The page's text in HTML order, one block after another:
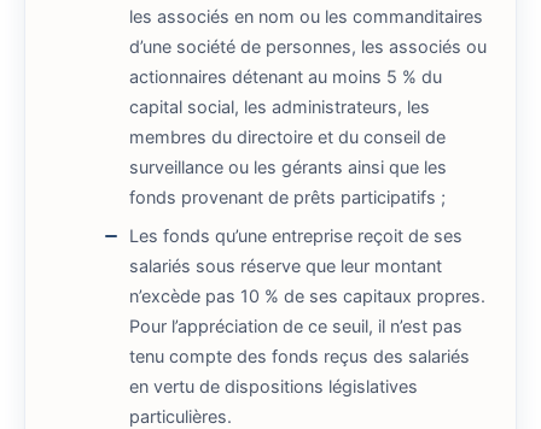
les associés en nom ou les commanditaires
d’une société de personnes, les associés ou
actionnaires détenant au moins 5 % du
capital social, les administrateurs, les
membres du directoire et du conseil de
surveillance ou les gérants ainsi que les
fonds provenant de prêts participatifs ;
Les fonds qu’une entreprise reçoit de ses
salariés sous réserve que leur montant
n’excède pas 10 % de ses capitaux propres.
Pour l’appréciation de ce seuil, il n’est pas
tenu compte des fonds reçus des salariés
en vertu de dispositions législatives
particulières.